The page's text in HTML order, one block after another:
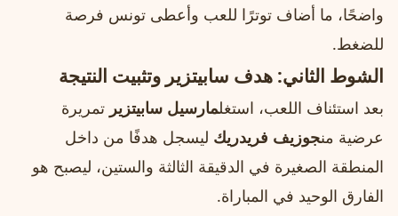
واضحًا، ما أضاف توترًا للعب وأعطى تونس فرصة
للضغط.
الشوط الثاني: هدف سابيتزير وتثبيت النتيجة
بعد استئناف اللعب، استغلمارسيل سابيتزير تمريرة
عرضية منجوزيف فريدريك ليسجل هدفًا من داخل
المنطقة الصغيرة في الدقيقة الثالثة والستين، ليصبح هو
الفارق الوحيد في المباراة.